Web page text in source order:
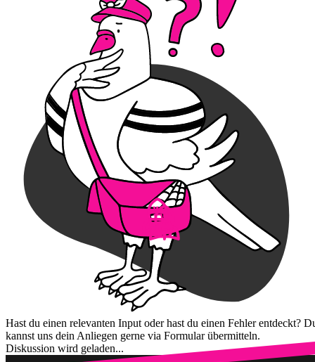
Hast du einen relevanten Input oder hast du einen Fehler entdeckt?
kannst uns dein Anliegen gerne via Formular übermitteln.
Diskussion wird geladen...